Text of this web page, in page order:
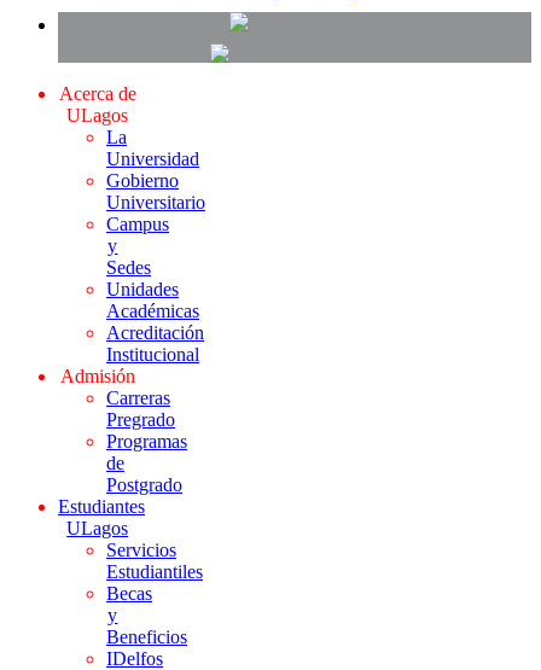
Acerca de
ULagos
La
Universidad
Gobierno
Universitario
Campus
y
Sedes
Unidades
Académicas
Acreditación
Institucional
Admisión
Carreras
Pregrado
Programas
de
Postgrado
Estudiantes
ULagos
Servicios
Estudiantiles
Becas
y
Beneficios
IDelfos